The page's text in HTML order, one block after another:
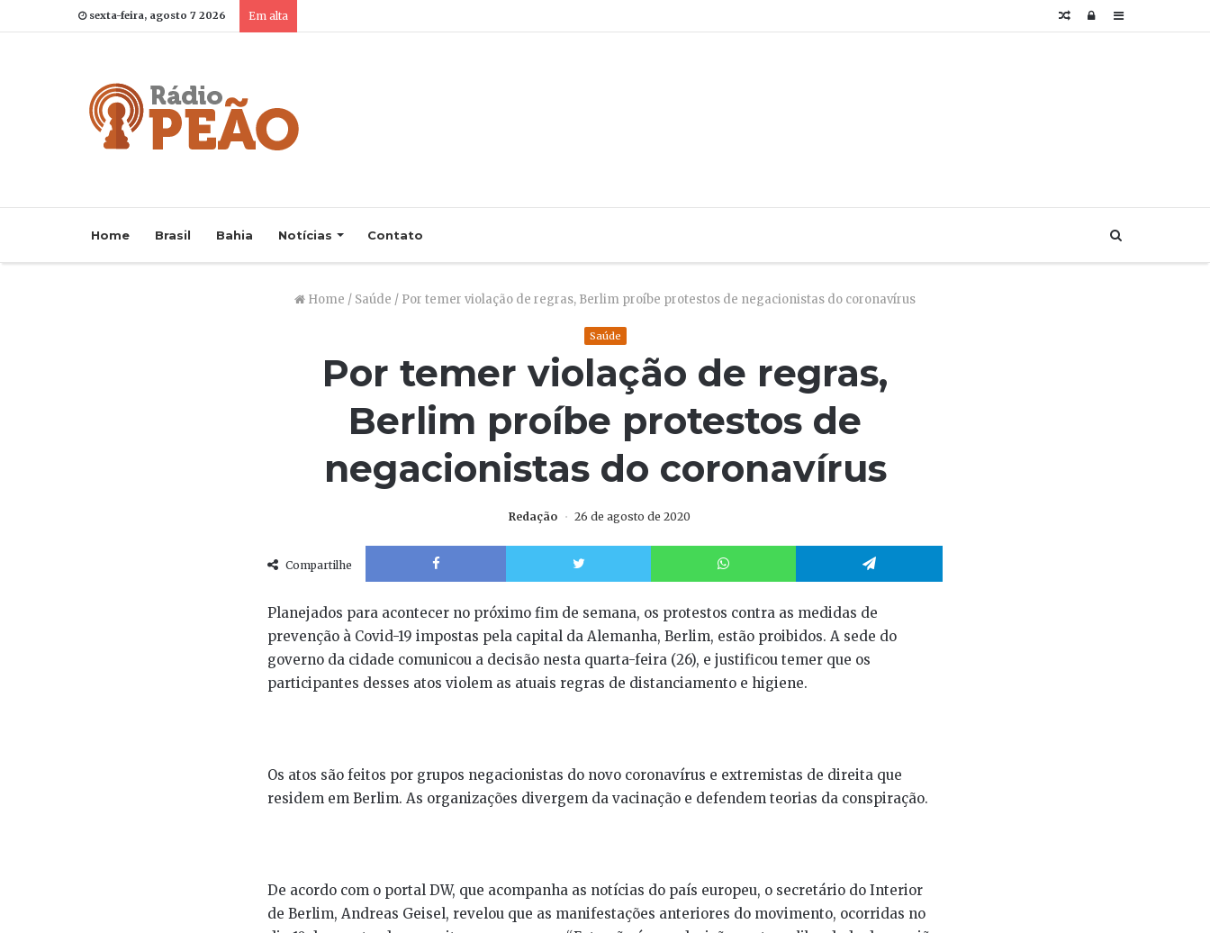
sexta-feira, agosto 7 2026 Em alta Sidebar
Login
Artigo
Home Brasil Bahia Notícias Contato
Home / Saúde / Por temer violação de regras, Berlim proíbe protestos de negacionistas do coronavírus
Saúde
Por temer violação de regras,
Berlim proíbe protestos de
negacionistas do coronavírus
Redação 26 de agosto de 2020
Compartilhe
Facebook Twitter WhatsApp Telegram
Planejados para acontecer no próximo fim de semana, os protestos contra as medidas de
prevenção à Covid-19 impostas pela capital da Alemanha, Berlim, estão proibidos. A sede do
governo da cidade comunicou a decisão nesta quarta-feira (26), e justificou temer que os
participantes desses atos violem as atuais regras de distanciamento e higiene.
Os atos são feitos por grupos negacionistas do novo coronavírus e extremistas de direita que
residem em Berlim. As organizações divergem da vacinação e defendem teorias da conspiração.
De acordo com o portal DW, que acompanha as notícias do país europeu, o secretário do Interior
de Berlim, Andreas Geisel, revelou que as manifestações anteriores do movimento, ocorridas no